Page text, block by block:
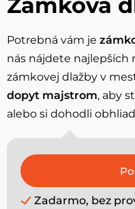
Potrebná vám je
nás nájdete najlepších
zámkovej dlažby v
dopyt majstrom, aby
alebo si dohodli
Zadarmo, bez